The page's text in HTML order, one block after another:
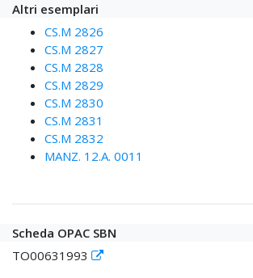
Altri esemplari
CS.M 2826
CS.M 2827
CS.M 2828
CS.M 2829
CS.M 2830
CS.M 2831
CS.M 2832
MANZ. 12.A. 0011
Scheda OPAC SBN
TO00631993